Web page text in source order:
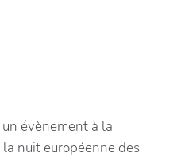
évènement à la
nuit européenne des